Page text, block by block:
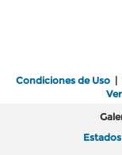
Condiciones de Uso |